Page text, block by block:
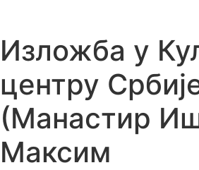
Изложба у
центру
(Манастир
Максим